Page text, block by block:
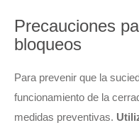
Precauciones
bloqueos
Para prevenir que la
funcionamiento de la
medidas preventivas.